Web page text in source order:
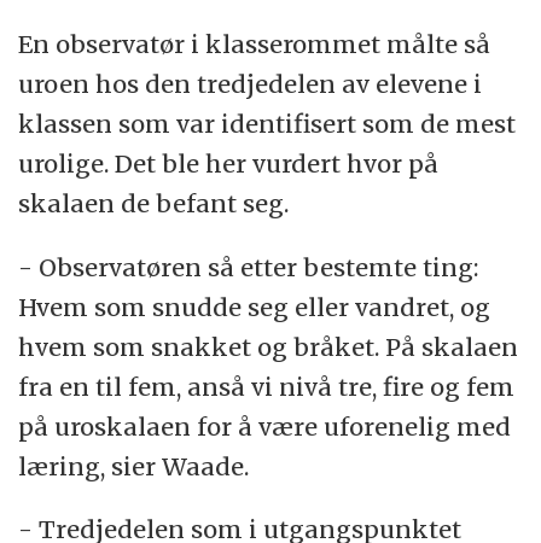
En observatør i klasserommet målte så
uroen hos den tredjedelen av elevene i
klassen som var identifisert som de mest
urolige. Det ble her vurdert hvor på
skalaen de befant seg.
- Observatøren så etter bestemte ting:
Hvem som snudde seg eller vandret, og
hvem som snakket og bråket. På skalaen
fra en til fem, anså vi nivå tre, fire og fem
på uroskalaen for å være uforenelig med
læring, sier Waade.
- Tredjedelen som i utgangspunktet